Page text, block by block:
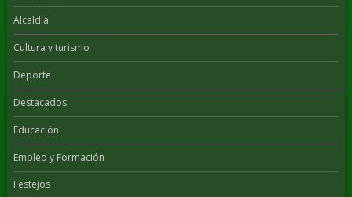
Alcaldía
Cultura y turismo
Deporte
Destacados
Educación
Empleo y Formación
Festejos